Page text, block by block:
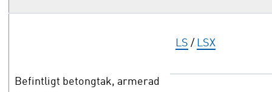
Befintligt betongtak, armerad
LS / LSX